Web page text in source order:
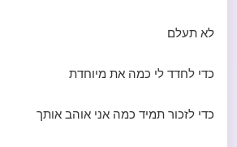
לא תעלם
כדי לחדד לי כמה את מיוחדת
כדי לזכור תמיד כמה אני אוהב אותך